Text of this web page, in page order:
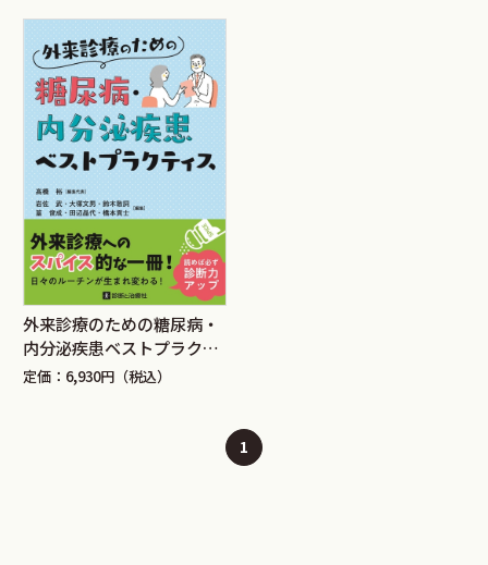
外来診療のための糖尿病・
内分泌疾患ベストプラクテ
ィス
定価：6,930円（税込）
1